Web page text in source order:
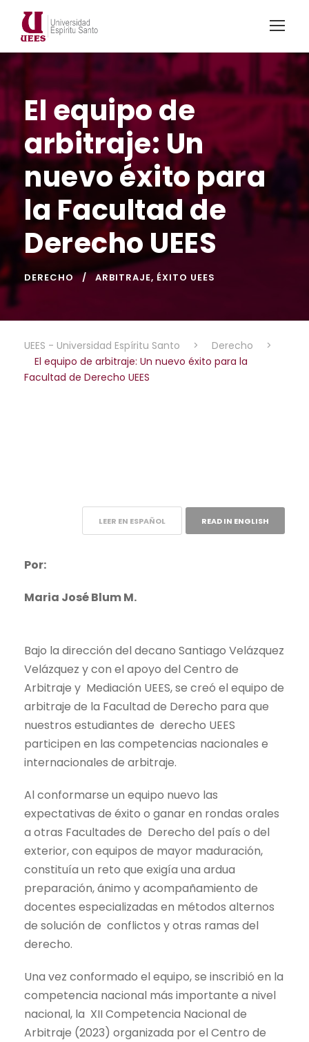
El equipo de
arbitraje: Un
nuevo éxito para
la Facultad de
Derecho UEES
DERECHO ARBITRAJE, ÉXITO UEES
UEES - Universidad Espíritu Santo > Derecho
>
El equipo de arbitraje: Un nuevo éxito para la
Facultad de Derecho UEES
LEER EN ESPAÑOL READ IN ENGLISH
Por:
Maria José Blum M.
Bajo la dirección del decano Santiago Velázquez
Velázquez y con el apoyo del Centro de
Arbitraje y Mediación UEES, se creó el equipo de
arbitraje de la Facultad de Derecho para que
nuestros estudiantes de derecho UEES
participen en las competencias nacionales e
internacionales de arbitraje.
Al conformarse un equipo nuevo las
expectativas de éxito o ganar en rondas orales
a otras Facultades de Derecho del país o del
exterior, con equipos de mayor maduración,
constituía un reto que exigía una ardua
preparación, ánimo y acompañamiento de
docentes especializadas en métodos alternos
de solución de conflictos y otras ramas del
derecho.
Una vez conformado el equipo, se inscribió en la
competencia nacional más importante a nivel
nacional, la XII Competencia Nacional de
Arbitraje (2023) organizada por el Centro de